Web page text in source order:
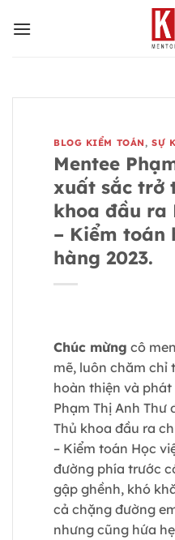
qua
BLOG KIỂM TOÁN, SỰ
Mentee
xuất sắc trở
khoa đầu ra
– Kiểm toán
hàng 2023.
Chúc mừng cô
mẽ, luôn chăm chỉ
hoàn thiện và
Phạm Thị Anh
Thủ khoa đầu ra
– Kiểm toán Học
đường phía trước
gập ghềnh, khó
cả chặng đường
nhưng cũng hứa